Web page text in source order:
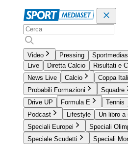
Video Pressing
Live
Diretta Calcio
Risultati e
News Live
Calcio Coppa
Probabili Formazioni
Squadre
Drive UP
Formula E Tennis
Podcast
Lifestyle
Un libro a
Speciali Europei
Speciali
Speciale Scudetti
Speciali